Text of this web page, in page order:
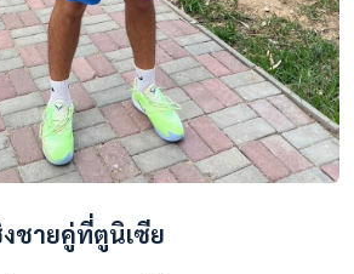
ชายคู่ที่ตูนิเซีย